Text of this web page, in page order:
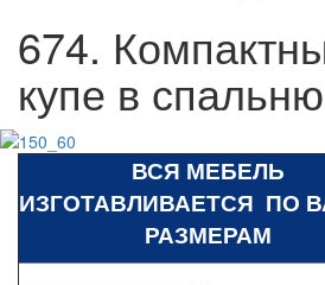
674.
купе в спальню
ВСЯ МЕБЕЛЬ
ИЗГОТАВЛИВАЕТСЯ ПО
РАЗМЕРАМ